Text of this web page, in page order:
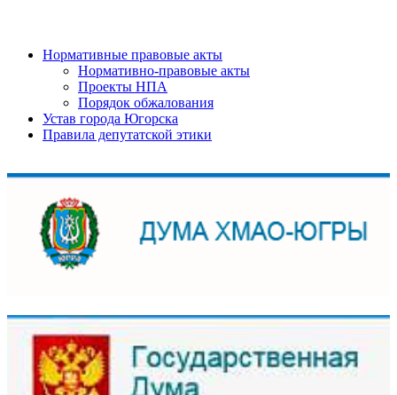
Нормативные правовые акты
Нормативно-правовые акты
Проекты НПА
Порядок обжалования
Устав города Югорска
Правила депутатской этики